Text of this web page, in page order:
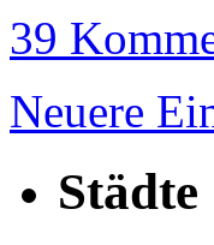
39
Neuere
Städte